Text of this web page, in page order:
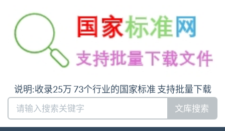
说明:收录25万 73个行业的国家标准 支持批量下载
文库搜索